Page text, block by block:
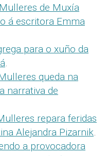
de Muxía
á escritora Emma
para o xuño da
.
queda na
narrativa de
repara feridas
Alejandra Pizarnik.
a provocadora